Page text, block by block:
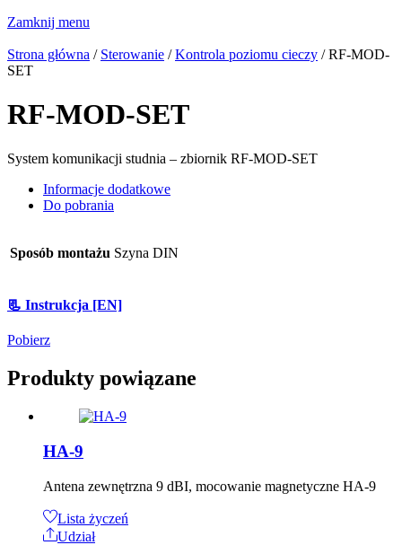
Zamknij menu
Strona główna / Sterowanie /Kontrola poziomu cieczy / RF-MOD-
SET
RF-MOD-SET
System komunikacji studnia – zbiornik RF-MOD-SET
Informacje dodatkowe
Do pobrania
Sposób montażu Szyna DIN
📃 Instrukcja [EN]
Pobierz
Produkty powiązane
HA-9
Antena zewnętrzna 9 dBI, mocowanie magnetyczne HA-9
Lista życzeń
Udział